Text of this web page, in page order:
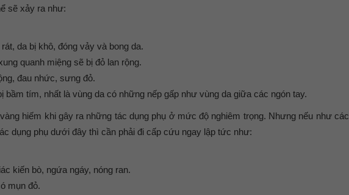
sẽ xảy ra như:
da bị khô, đóng vảy và bong da.
quanh miệng sẽ bị đỏ lan rộng.
đau nhức, sưng đỏ.
bầm tím, nhất là vùng da có những nếp gấp như vùng da giữa các ngón tay.
hiếm khi gây ra những tác dụng phụ ở mức độ nghiêm trọng. Nhưng nếu như các
dụng phụ dưới đây thì cần phải đi cấp cứu ngay lập tức như:
kiến bò, ngứa ngáy, nóng ran.
mụn đỏ.